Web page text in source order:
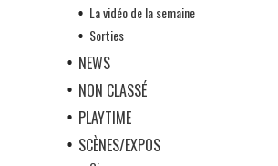
La vidéo de la semaine
Sorties
NEWS
NON CLASSÉ
PLAYTIME
SCÈNES/EXPOS